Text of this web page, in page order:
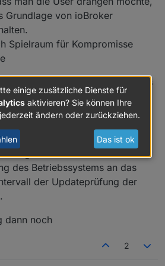
Grundlage von ioBroker
Spielraum für Kompromisse
upgrade installierbare Updates
mal täglich beim Start des
seltener machen.
des Betriebssystems an das
der Updateprüfung der
dann noch
2
einige zusätzliche Dienste für
aktivieren? Sie können Ihre
ändern oder zurückziehen.
Das ist ok